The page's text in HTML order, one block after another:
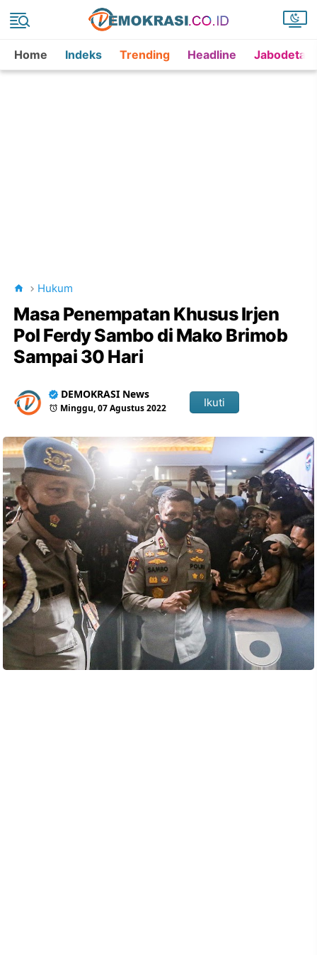
Home Indeks Trending Headline
Hukum
Masa Penempatan Khusus Irjen
Pol Ferdy Sambo di Mako Brimob
Sampai 30 Hari
DEMOKRASI News
Minggu, 07 Agustus 2022 Ikuti